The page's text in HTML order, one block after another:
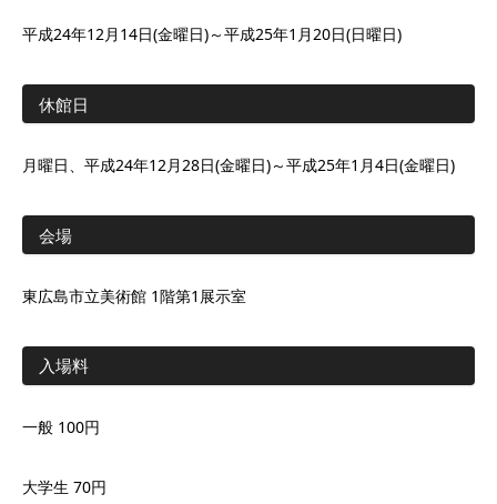
平成24年12月14日(金曜日)～平成25年1月20日(日曜日)
休館日
月曜日、平成24年12月28日(金曜日)～平成25年1月4日(金曜日)
会場
東広島市立美術館 1階第1展示室
入場料
一般 100円
大学生 70円